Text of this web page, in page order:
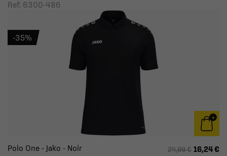
Ref: 6300-486
Polo One - Jako - Noir
24,99 € 16,24 €
-35%